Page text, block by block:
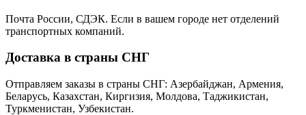
Почта России, СДЭК. Если в вашем городе нет отделений
транспортных компаний.
Доставка в страны СНГ
Отправляем заказы в страны СНГ: Азербайджан, Армения,
Беларусь, Казахстан, Киргизия, Молдова, Таджикистан,
Туркменистан, Узбекистан.